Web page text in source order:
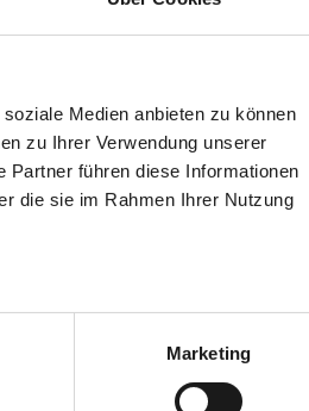
Medien anbieten zu können
zu Ihrer Verwendung unserer
Partner führen diese Informationen
die sie im Rahmen Ihrer Nutzung
Marketing